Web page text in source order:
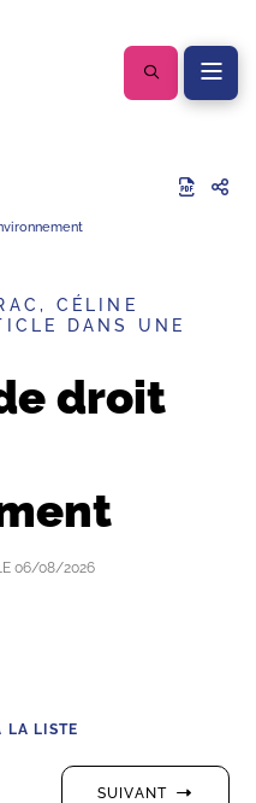
CÉLINE
DANS UNE
droit
06/08/2026
LA LISTE
SUIVANT